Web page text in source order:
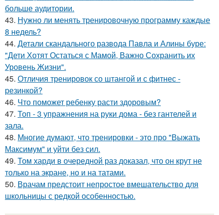
больше аудитории.
43. Нужно ли менять тренировочную программу каждые
8 недель?
44. Детали скандального развода Павла и Алины буре:
"Дети Хотят Остаться с Мамой, Важно Сохранить их
Уровень Жизни".
45. Отличия тренировок со штангой и с фитнес -
резинкой?
46. Что поможет ребенку расти здоровым?
47. Топ - 3 упражнения на руки дома - без гантелей и
зала.
48. Многие думают, что тренировки - это про "Выжать
Максимум" и уйти без сил.
49. Том харди в очередной раз доказал, что он крут не
только на экране, но и на татами.
50. Врачам предстоит непростое вмешательство для
школьницы с редкой особенностью.